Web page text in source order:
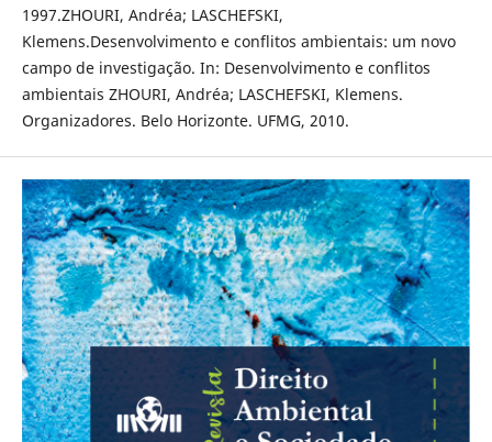
1997.ZHOURI, Andréa; LASCHEFSKI,
Klemens.Desenvolvimento e conflitos ambientais: um novo
campo de investigação. In: Desenvolvimento e conflitos
ambientais ZHOURI, Andréa; LASCHEFSKI, Klemens.
Organizadores. Belo Horizonte. UFMG, 2010.